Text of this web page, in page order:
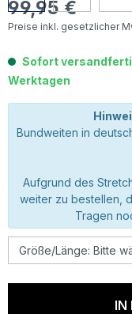
Regulärer Preis:
99,95 €
Preise inkl. gesetzlicher
Sofort
Werktagen
Bundweiten in
Aufgrund des
weiter zu bestellen,
Tragen
IN